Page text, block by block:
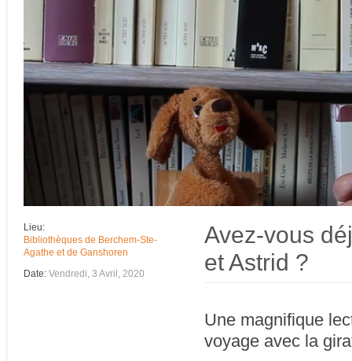
Lieu:
Bibliothèques de Berchem-Ste-
Agathe et de Ganshoren
Date: Vendredi, 3 Avril, 2020
Avez-vous
et Astrid ?
Une magnifique
voyage avec la